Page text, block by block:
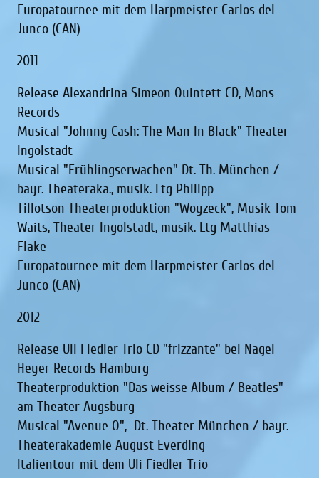
Europatournee mit dem Harpmeister Carlos del
Junco (CAN)
2011
Release Alexandrina Simeon Quintett CD, Mons
Records
Musical "Johnny Cash: The Man In Black" Theater
Ingolstadt
Musical "Frühlingserwachen" Dt. Th. München /
bayr. Theateraka., musik. Ltg Philipp
Tillotson Theaterproduktion "Woyzeck", Musik Tom
Waits, Theater Ingolstadt, musik. Ltg Matthias
Flake
Europatournee mit dem Harpmeister Carlos del
Junco (CAN)
2012
Release Uli Fiedler Trio CD "frizzante" bei Nagel
Heyer Records Hamburg
Theaterproduktion "Das weisse Album / Beatles"
am Theater Augsburg
Musical "Avenue Q", Dt. Theater München / bayr.
Theaterakademie August Everding
Italientour mit dem Uli Fiedler Trio